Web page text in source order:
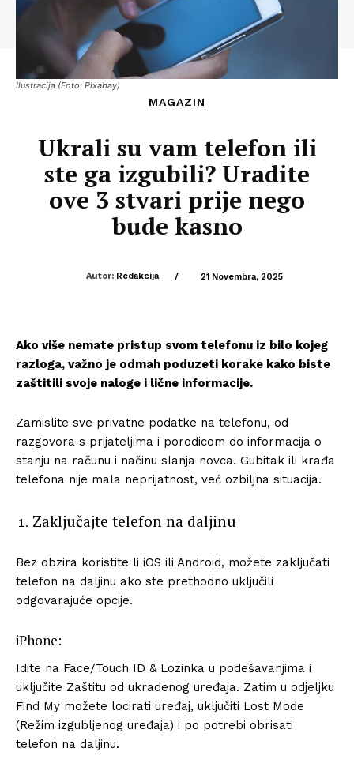
Ilustracija (Foto: Pixabay)
MAGAZIN
Ukrali su vam telefon ili
ste ga izgubili? Uradite
ove 3 stvari prije nego
bude kasno
Autor: Redakcija / 21 Novembra, 2025
Ako više nemate pristup svom telefonu iz bilo kojeg
razloga, važno je odmah poduzeti korake kako biste
zaštitili svoje naloge i lične informacije.
Zamislite sve privatne podatke na telefonu, od
razgovora s prijateljima i porodicom do informacija o
stanju na računu i načinu slanja novca. Gubitak ili krađa
telefona nije mala neprijatnost, već ozbiljna situacija.
Zaključajte telefon na daljinu
Bez obzira koristite li iOS ili Android, možete zaključati
telefon na daljinu ako ste prethodno uključili
odgovarajuće opcije.
iPhone:
Idite na Face/Touch ID & Lozinka u podešavanjima i
uključite Zaštitu od ukradenog uređaja. Zatim u odjeljku
Find My možete locirati uređaj, uključiti Lost Mode
(Režim izgubljenog uređaja) i po potrebi obrisati
telefon na daljinu.